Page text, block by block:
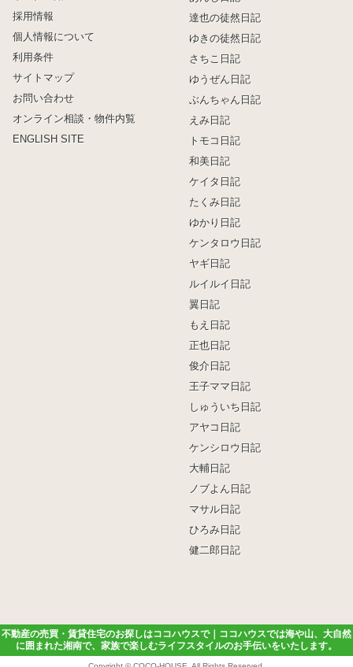
採用情報
個人情報について
利用条件
サイトマップ
お問い合わせ
オンライン相談・物件内覧
ENGLISH SITE
達也の徒然日記
ゆきの徒然日記
さちこ日記
ゆうぜん日記
ぶんちゃん日記
えみ日記
トモコ日記
和美日記
ケイタ日記
たくみ日記
ゆかり日記
ケンタロウ日記
ヤギ日記
ルイルイ日記
翼日記
もえ日記
正也日記
俊介日記
王子ママ日記
しゅういち日記
アヤコ日記
ケンシロウ日記
大輔日記
ノブよん日記
マサル日記
ひろみ日記
健二郎日記
不動産の売買・賃貸住宅のお探しはココハウスで｜ココハウスでは海や山、大自然
に囲まれた湘南で、家族で楽しむライフスタイルのお手伝いをいたします。